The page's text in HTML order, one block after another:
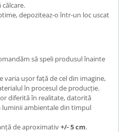
depoziteaz-o într-un loc uscat
să speli produsul înainte
ușor față de cel din imagine,
în procesul de producție.
diferită în realitate, datorită
ambientale din timpul
de aproximativ+/- 5 cm.